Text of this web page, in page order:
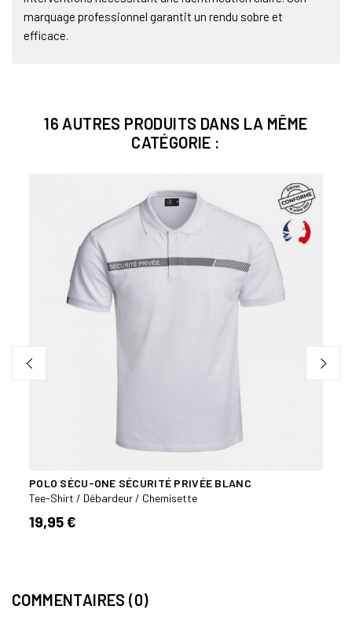
marquage professionnel garantit un rendu sobre et
efficace.
16 AUTRES PRODUITS DANS LA MÊME
CATÉGORIE :
POLO SÉCU-ONE SÉCURITÉ PRIVÉE BLANC
Tee-Shirt / Débardeur / Chemisette
19,95 €
COMMENTAIRES (0)